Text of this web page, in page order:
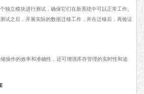
立模块进行测试，确保它们在新系统中可以正常工作。
试之后，开展实际的数据迁移工作，并在迁移后，再验证
操作的效率和准确性，还可增强库存管理的实时性和追